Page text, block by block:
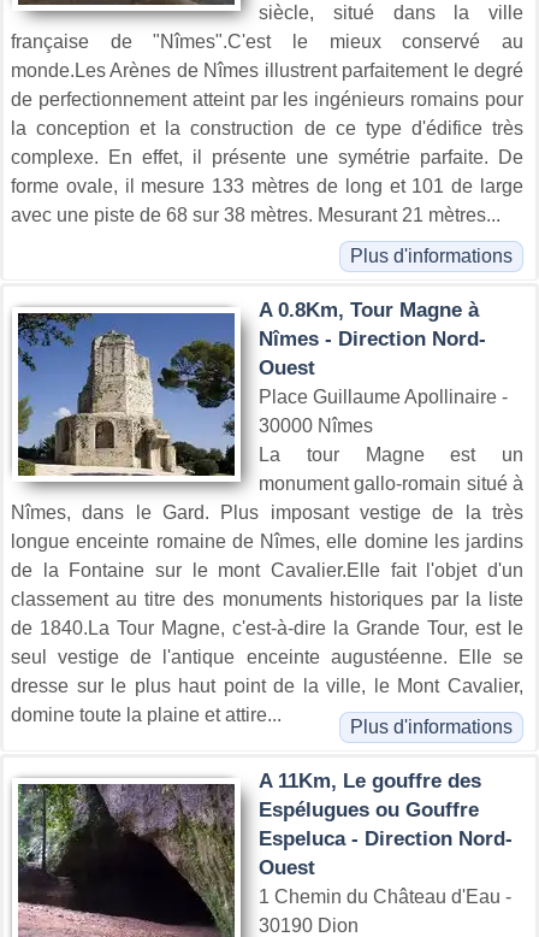
siècle, situé dans la ville
française de "Nîmes".C'est le mieux conservé au
monde.Les Arènes de Nîmes illustrent parfaitement le degré
de perfectionnement atteint par les ingénieurs romains pour
la conception et la construction de ce type d'édifice très
complexe. En effet, il présente une symétrie parfaite. De
forme ovale, il mesure 133 mètres de long et 101 de large
avec une piste de 68 sur 38 mètres. Mesurant 21 mètres...
Plus d'informations
A 0.8Km, Tour Magne à
Nîmes - Direction Nord-
Ouest
Place Guillaume Apollinaire -
30000 Nîmes
La tour Magne est un
monument gallo-romain situé à
Nîmes, dans le Gard. Plus imposant vestige de la très
longue enceinte romaine de Nîmes, elle domine les jardins
de la Fontaine sur le mont Cavalier.Elle fait l'objet d'un
classement au titre des monuments historiques par la liste
de 1840.La Tour Magne, c'est-à-dire la Grande Tour, est le
seul vestige de l'antique enceinte augustéenne. Elle se
dresse sur le plus haut point de la ville, le Mont Cavalier,
domine toute la plaine et attire...
Plus d'informations
A 11Km, Le gouffre des
Espélugues ou Gouffre
Espeluca - Direction Nord-
Ouest
1 Chemin du Château d'Eau -
30190 Dion